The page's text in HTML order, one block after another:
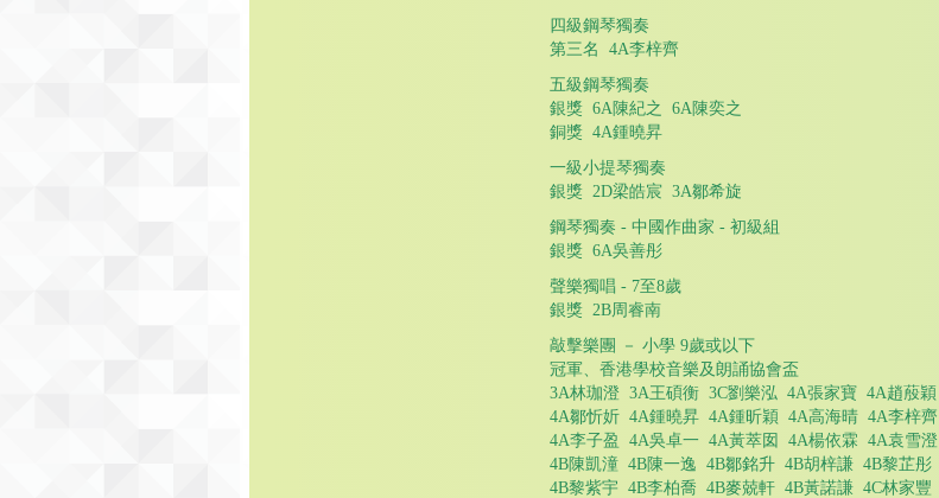
四級鋼琴獨奏
第三名 4A李梓齊
五級鋼琴獨奏
銀獎 6A陳紀之 6A陳奕之
銅獎 4A鍾曉昇
一級小提琴獨奏
銀獎 2D梁皓宸 3A鄒希旋
鋼琴獨奏 - 中國作曲家 - 初級組
銀獎 6A吳善彤
聲樂獨唱 - 7至8歲
銀獎 2B周睿南
敲擊樂團 － 小學 9歲或以下
冠軍、香港學校音樂及朗誦協會盃
3A林珈澄 3A王碩衡 3C劉樂泓 4A張家寶 4A趙蒑穎
4A鄒忻妡 4A鍾曉昇 4A鍾昕穎 4A高海晴 4A李梓齊
4A李子盈 4A吳卓一 4A黃萃囡 4A楊依霖 4A袁雪澄
4B陳凱潼 4B陳一逸 4B鄒銘升 4B胡梓謙 4B黎芷彤
4B黎紫宇 4B李柏喬 4B麥兢軒 4B黃諾謙 4C林家豐